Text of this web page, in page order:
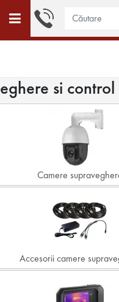
DEDICAT DOAR PERSOANELE JURIDICE
si control
Camere
Accesorii camere